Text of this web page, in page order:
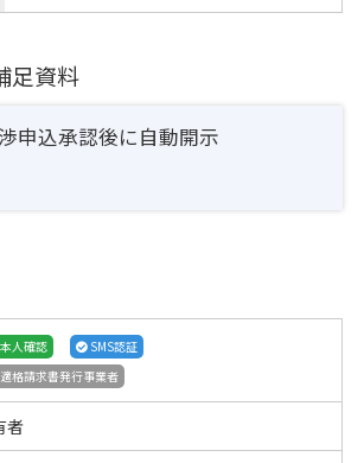
足資料
申込承認後に自動開示
本人確認
SMS認証
適格請求書発行事業者
者